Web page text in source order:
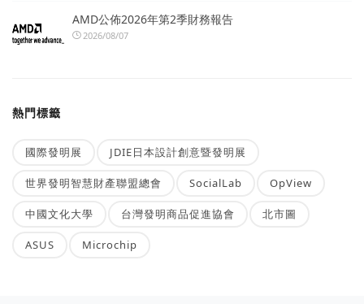
AMD公佈2026年第2季財務報告
2026/08/07
熱門標籤
國際發明展 JDIE日本設計創意暨發明展
世界發明智慧財產聯盟總會 SocialLab OpView
中國文化大學 台灣發明商品促進協會 北市圖
ASUS Microchip